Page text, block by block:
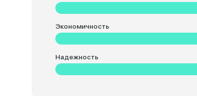
Экономичность
Надежность